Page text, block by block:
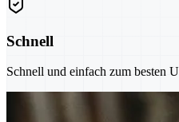
Schnell
Schnell und einfach zum besten